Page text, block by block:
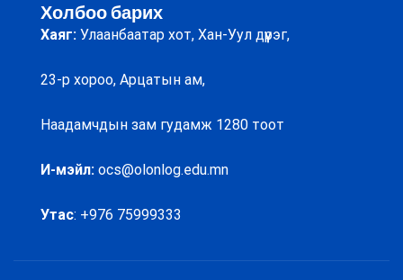
Холбоо барих
Хаяг: Улаанбаатар хот, Хан-Уул дүүрэг,
23-р хороо, Арцатын ам,
Наадамчдын зам гудамж 1280 тоот
И-мэйл: ocs@olonlog.edu.mn
Утас: +976 75999333